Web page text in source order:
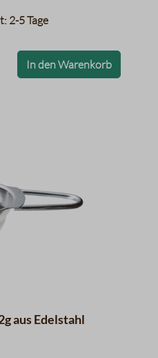
2-5 Tage
In den Warenkorb
aus Edelstahl